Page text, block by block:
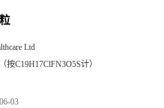
Ltd
按C19H17ClFN3O5S计）
03